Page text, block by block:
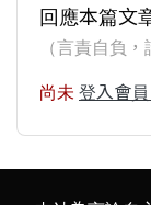
回應本篇文
（言責自負
尚未 登入會員